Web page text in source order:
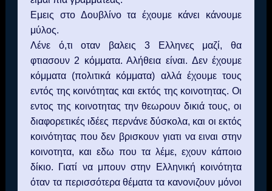
Εμεις στο Δουβλίνο τα έχουμε κάνει κάνουμε
μύλος.
Λένε ό,τι οταν βαλεις 3 Ελληνες μαζί, θα
φτιασουν 2 κόμματα. Αλήθεια είναι. Δεν έχουμε
κόμματα (πολιτικά κόμματα) αλλά έχουμε τους
εντός της κοινότητας και εκτός της κοινοτητας. Οι
εντος της κοινοτητας την θεωρουν δικιά τους, οι
διαφορετικές ιδέες περνάνε δύσκολα, και οι εκτός
κοινότητας που δεν βρισκουν γιατι να ειναι στην
κοινοτητα, και εδω που τα λέμε, εχουν κάποιο
δίκιο. Γιατί να μπουν στην Ελληνική κοινότητα
όταν τα περισσότερα θέματα τα κανονιζουν μόνοι